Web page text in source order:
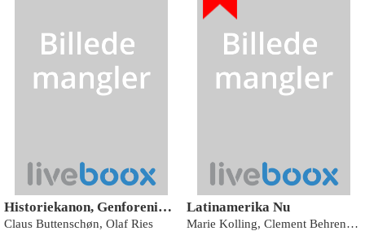
Historiekanon, Genforeningen 1920, Kanslergadeforliget, Augustoprør og jødeaktion 1943
Claus Buttenschøn, Olaf Ries
Latinamerika Nu
Marie Kolling, Clement Behrendt Kjersgaard (red.)